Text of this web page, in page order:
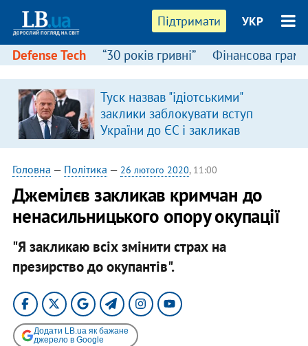
Підтримати УКР
Defense Tech “30 років гривні” Фінансова
Туск назвав "ідіотськими"
заклики заблокувати вступ
України до ЄС і закликав
припинити антиукраїнську
риторику
Головна — Політика — 26 лютого 2020, 11:00
Джемілєв закликав кримчан до
ненасильницького опору окупації
"Я закликаю всіх змінити страх на
презирство до окупантів".
Додати LB.ua як бажане
джерело в Google